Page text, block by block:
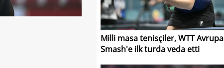
Milli masa tenisçiler, WTT Avrupa
Smash'e ilk turda veda etti